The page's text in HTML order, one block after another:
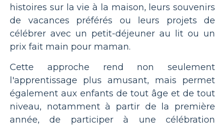
histoires sur la vie à la maison, leurs souvenirs
de vacances préférés ou leurs projets de
célébrer avec un petit-déjeuner au lit ou un
prix fait main pour maman.
Cette approche rend non seulement
l'apprentissage plus amusant, mais permet
également aux enfants de tout âge et de tout
niveau, notamment à partir de la première
année, de participer à une célébration